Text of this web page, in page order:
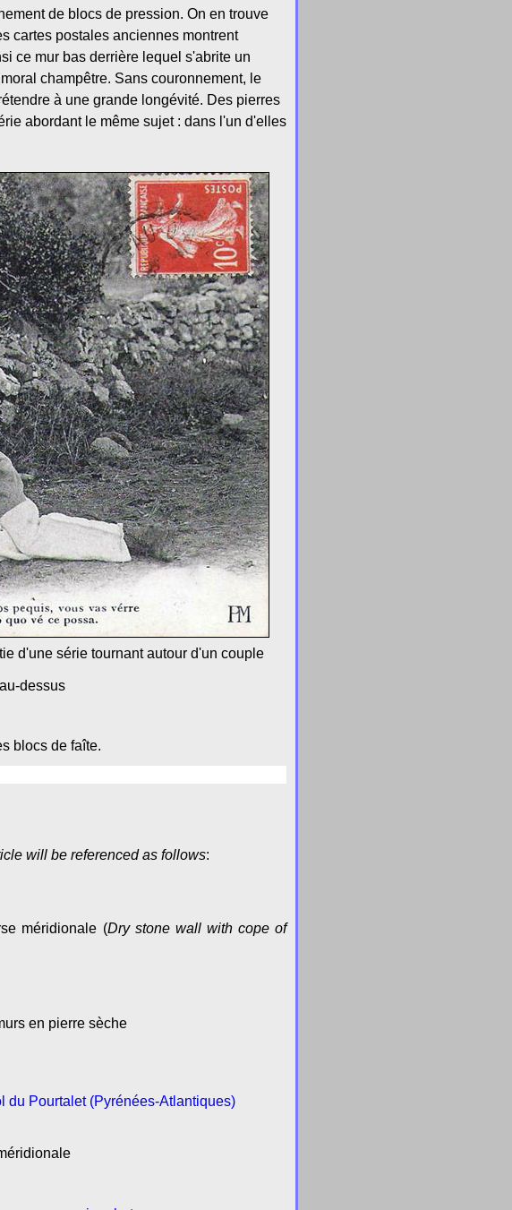
de blocs de pression. On en trouve
cartes postales anciennes montrent
ce mur bas derrière lequel s'abrite un
champêtre. Sans couronnement, le
à une grande longévité. Des pierres
abordant le même sujet : dans l'un d'elles
d'une série tournant autour d'un couple
dessus
blocs de faîte.
will be referenced as follows:
méridionale (Dry stone wall with cope of
en pierre sèche
du Pourtalet (Pyrénées-Atlantiques)